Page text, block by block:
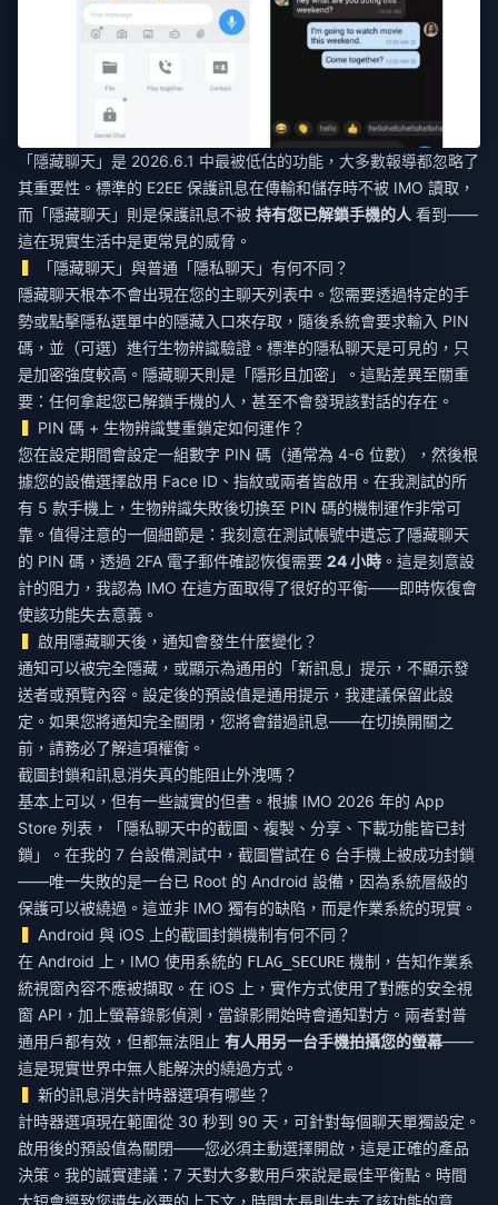
「隱藏聊天」是 2026.6.1 中最被低估的功能，大多數報導都忽略了
其重要性。標準的 E2EE 保護訊息在傳輸和儲存時不被 IMO 讀取，
而「隱藏聊天」則是保護訊息不被 持有您已解鎖手機的人 看到——
這在現實生活中是更常見的威脅。
「隱藏聊天」與普通「隱私聊天」有何不同？
隱藏聊天根本不會出現在您的主聊天列表中。您需要透過特定的手
勢或點擊隱私選單中的隱藏入口來存取，隨後系統會要求輸入 PIN
碼，並（可選）進行生物辨識驗證。標準的隱私聊天是可見的，只
是加密強度較高。隱藏聊天則是「隱形且加密」。這點差異至關重
要：任何拿起您已解鎖手機的人，甚至不會發現該對話的存在。
PIN 碼 + 生物辨識雙重鎖定如何運作？
您在設定期間會設定一組數字 PIN 碼（通常為 4-6 位數），然後根
據您的設備選擇啟用 Face ID、指紋或兩者皆啟用。在我測試的所
有 5 款手機上，生物辨識失敗後切換至 PIN 碼的機制運作非常可
靠。值得注意的一個細節是：我刻意在測試帳號中遺忘了隱藏聊天
的 PIN 碼，透過 2FA 電子郵件確認恢復需要 24 小時 。這是刻意設
計的阻力，我認為 IMO 在這方面取得了很好的平衡——即時恢復會
使該功能失去意義。
啟用隱藏聊天後，通知會發生什麼變化？
通知可以被完全隱藏，或顯示為通用的「新訊息」提示，不顯示發
送者或預覽內容。設定後的預設值是通用提示，我建議保留此設
定。如果您將通知完全關閉，您將會錯過訊息——在切換開關之
前，請務必了解這項權衡。
截圖封鎖和訊息消失真的能阻止外洩嗎？
基本上可以，但有一些誠實的但書。根據 IMO 2026 年的 App
Store 列表，「隱私聊天中的截圖、複製、分享、下載功能皆已封
鎖」。在我的 7 台設備測試中，截圖嘗試在 6 台手機上被成功封鎖
——唯一失敗的是一台已 Root 的 Android 設備，因為系統層級的
保護可以被繞過。這並非 IMO 獨有的缺陷，而是作業系統的現實。
Android 與 iOS 上的截圖封鎖機制有何不同？
在 Android 上，IMO 使用系統的 FLAG_SECURE 機制，告知作業系
統視窗內容不應被擷取。在 iOS 上，實作方式使用了對應的安全視
窗 API，加上螢幕錄影偵測，當錄影開始時會通知對方。兩者對普
通用戶都有效，但都無法阻止 有人用另一台手機拍攝您的螢幕——
這是現實世界中無人能解決的繞過方式。
新的訊息消失計時器選項有哪些？
計時器選項現在範圍從 30 秒到 90 天，可針對每個聊天單獨設定。
啟用後的預設值為關閉——您必須主動選擇開啟，這是正確的產品
決策。我的誠實建議：7 天對大多數用戶來說是最佳平衡點。時間